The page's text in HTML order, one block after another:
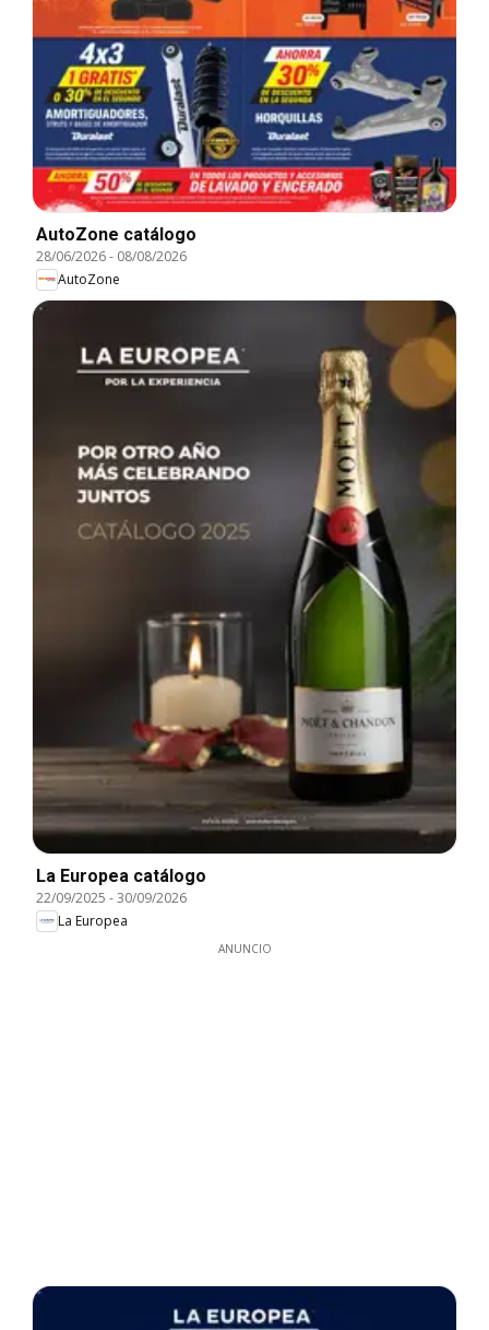
AutoZone catálogo
28/06/2026- 08/08/2026
AutoZone
La Europea catálogo
22/09/2025 -30/09/2026
La Europea
ANUNCIO